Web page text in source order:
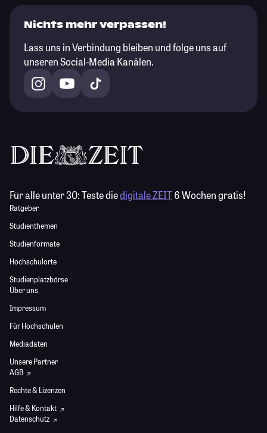
Nichts mehr verpassen!
Lass uns in Verbindung bleiben und folge uns auf
unseren Social-Media Kanälen.
Für alle unter 30:Teste diedigitale ZEIT6 Wochen gratis!
Ratgeber
Studienthemen
Studienformate
Hochschulorte
Studienplatzbörse
Über uns
Impressum
Für Hochschulen
Mediadaten
Unsere Partner
AGB
Rechte & Lizenzen
Hilfe & Kontakt
Datenschutz